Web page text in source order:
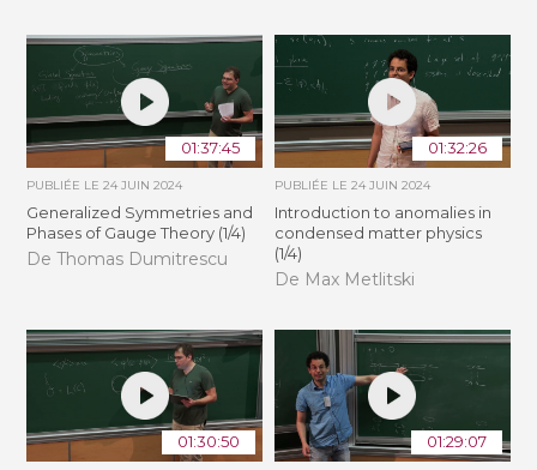
01:37:45
PUBLIÉE LE24 JUIN 2024
Generalized Symmetries and
Phases of Gauge Theory (1/4)
De Thomas Dumitrescu
01:32:26
PUBLIÉE LE 24 JUIN 2024
Introduction to anomalies in
condensed matter physics
(1/4)
De Max Metlitski
01:30:50 01:29:07